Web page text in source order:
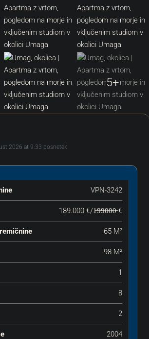
5+
2026 at 9:33 posnetek
VPN-3242
189.000 €/1̶9̶9̶0̶0̶0̶ €
65 M²
98 M²
1
8
2
2004